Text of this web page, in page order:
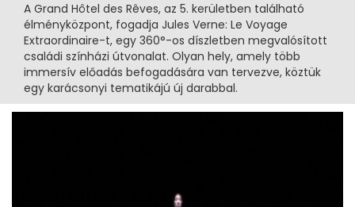
A Grand Hôtel des Rêves, az 5. kerületben található
élményközpont, fogadja Jules Verne: Le Voyage
Extraordinaire-t, egy 360°-os díszletben megvalósított
családi színházi útvonalat. Olyan hely, amely több
immersív előadás befogadására van tervezve, köztük
egy karácsonyi tematikájú új darabbal.